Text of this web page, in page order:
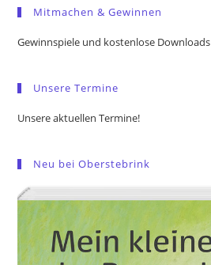
Mitmachen & Gewinnen
Gewinnspiele und kostenlose Downloads
Unsere Termine
Unsere aktuellen Termine!
Neu bei Oberstebrink